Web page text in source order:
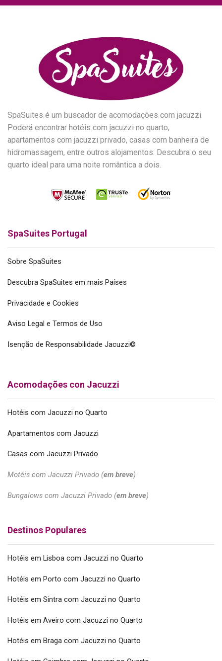
SpaSuites é um buscador de acomodações com jacuzzi.
Poderá encontrar hotéis com jacuzzi no quarto,
apartamentos com jacuzzi privado, casas com banheira de
hidromassagem, entre outros alojamentos. Descubra o seu
quarto ideal para uma noite romântica a dois.
SpaSuites Portugal
Sobre SpaSuites
Descubra SpaSuites em mais Países
Privacidade e Cookies
Aviso Legal e Termos de Uso
Isenção de Responsabilidade Jacuzzi©
Acomodações con Jacuzzi
Hotéis com Jacuzzi no Quarto
Apartamentos com Jacuzzi
Casas com Jacuzzi Privado
Motéis com Jacuzzi Privado (em breve)
Bungalows com Jacuzzi Privado (em breve)
Destinos Populares
Hotéis em Lisboa com Jacuzzi no Quarto
Hotéis em Porto com Jacuzzi no Quarto
Hotéis em Sintra com Jacuzzi no Quarto
Hotéis em Aveiro com Jacuzzi no Quarto
Hotéis em Braga com Jacuzzi no Quarto